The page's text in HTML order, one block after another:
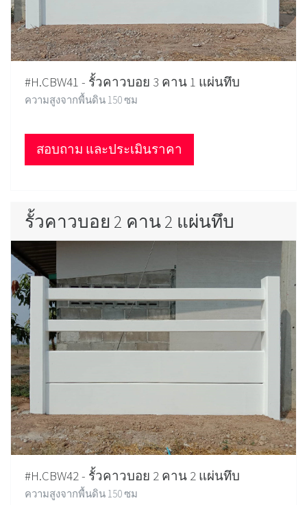
#H.CBW41 - รั้วคาวบอย 3 คาน 1 แผ่นทึบ
ความสูงจากพื้นดิน 150 ซม
สอบถาม และประเมินราคา
รั้วคาวบอย 2 คาน 2 แผ่นทึบ
#H.CBW42 - รั้วคาวบอย 2 คาน 2 แผ่นทึบ
ความสูงจากพื้นดิน 150 ซม